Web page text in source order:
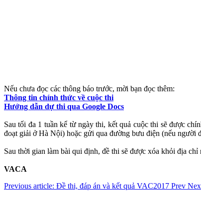
Nếu chưa đọc các thông báo trước, mời bạn đọc thêm:
Thông tin chính thức về cuộc thi
Hướng dẫn dự thi qua Google Docs
Sau tối đa 1 tuần kể từ ngày thi, kết quả cuộc thi sẽ được
đoạt giải ở Hà Nội) hoặc gửi qua đường bưu điện (nếu người
Sau thời gian làm bài qui định, đề thi sẽ được xóa khỏi địa chỉ
VACA
Previous article: Đề thi, đáp án và kết quả VAC2017 Prev